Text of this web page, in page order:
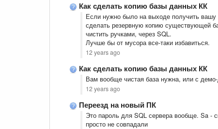
Как сделать копию базы данных КК
Если нужно было на выходе получить
сделать резервную копию существующей
чистить ручками, через SQL.
Лучше бы от мусора все-таки избавиться.
12 years ago
Как сделать копию базы данных КК
Вам вообще чистая база нужна, или с
12 years ago
Переезд на новый ПК
Это пароль для SQL сервера вообще. Sa -
просто не совпадали